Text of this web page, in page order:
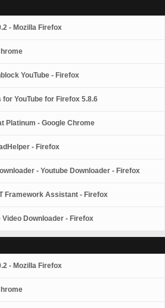
- Mozilla Firefox
YouTube - Firefox
for YouTube for Firefox 5.8.6
Platinum - Google Chrome
- Firefox
- Youtube Downloader - Firefox
Framework Assistant - Firefox
Video Downloader - Firefox
- Mozilla Firefox